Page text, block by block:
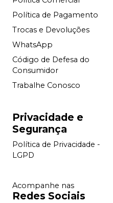
Política de Pagamento
Trocas e Devoluções
WhatsApp
Código de Defesa do
Consumidor
Trabalhe Conosco
Privacidade e
Segurança
Política de Privacidade -
LGPD
Acompanhe nas
Redes Sociais